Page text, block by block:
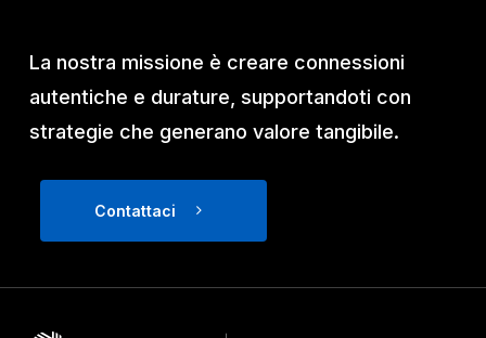
La nostra missione è creare connessioni
autentiche e durature, supportandoti con
strategie che generano valore tangibile.
Contattaci